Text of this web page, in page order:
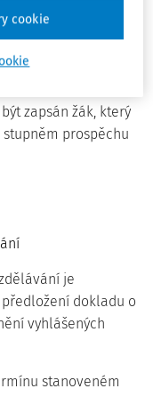
1 - výborně, 2 -
zapsán žák, který
prospěchu
je
dokladu o
vyhlášených
stanoveném
cookie